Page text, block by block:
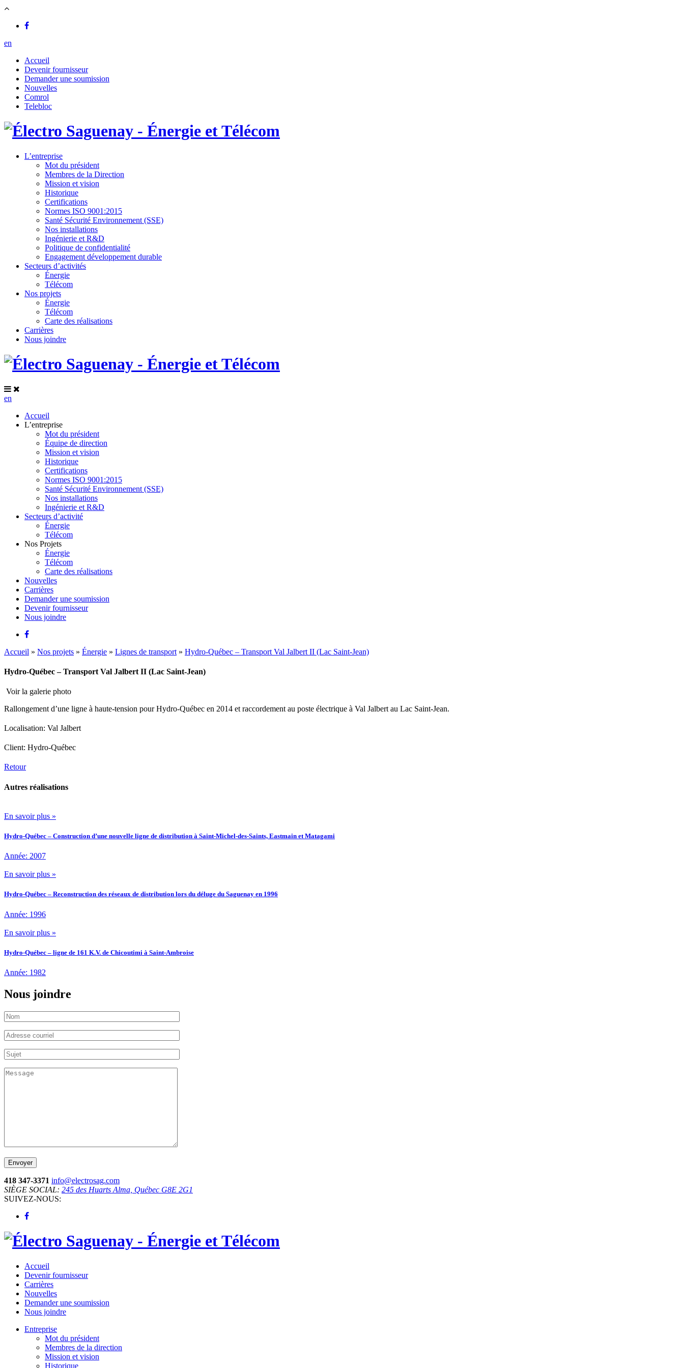
en
Accueil
Devenir fournisseur
Demander une soumission
Nouvelles
Comrol
Telebloc
L’entreprise
Mot du président
Membres de la Direction
Mission et vision
Historique
Certifications
Normes ISO 9001:2015
Santé Sécurité Environnement (SSE)
Nos installations
Ingénierie et R&D
Politique de confidentialité
Engagement développement durable
Secteurs d’activités
Énergie
Télécom
Nos projets
Énergie
Télécom
Carte des réalisations
Carrières
Nous joindre
en
Accueil
L’entreprise
Mot du président
Équipe de direction
Mission et vision
Historique
Certifications
Normes ISO 9001:2015
Santé Sécurité Environnement (SSE)
Nos installations
Ingénierie et R&D
Secteurs d’activité
Énergie
Télécom
Nos Projets
Énergie
Télécom
Carte des réalisations
Nouvelles
Carrières
Demander une soumission
Devenir fournisseur
Nous joindre
Accueil » Nos projets » Énergie » Lignes de transport » Hydro-Québec – Transport Val Jalbert II (Lac Saint-Jean)
Hydro-Québec – Transport Val Jalbert II (Lac Saint-Jean)
Voir la galerie photo
Rallongement d’une ligne à haute-tension pour Hydro-Québec en 2014 et raccordement au poste électrique à Val Jalbert au Lac Saint-Jean.
Localisation: Val Jalbert
Client: Hydro-Québec
Retour
Autres réalisations
En savoir plus »
Hydro-Québec – Construction d’une nouvelle ligne de distribution à Saint-Michel-des-Saints, Eastmain et Matagami
Année: 2007
En savoir plus »
Hydro-Québec – Reconstruction des réseaux de distribution lors du déluge du Saguenay en 1996
Année: 1996
En savoir plus »
Hydro-Québec – ligne de 161 K.V. de Chicoutimi à Saint-Ambroise
Année: 1982
Nous joindre
418 347-3371 info@electrosag.com
SIÈGE SOCIAL: 245 des Huarts Alma, Québec G8E 2G1
SUIVEZ-NOUS:
Accueil
Devenir fournisseur
Carrières
Nouvelles
Demander une soumission
Nous joindre
Entreprise
Mot du président
Membres de la direction
Mission et vision
Historique